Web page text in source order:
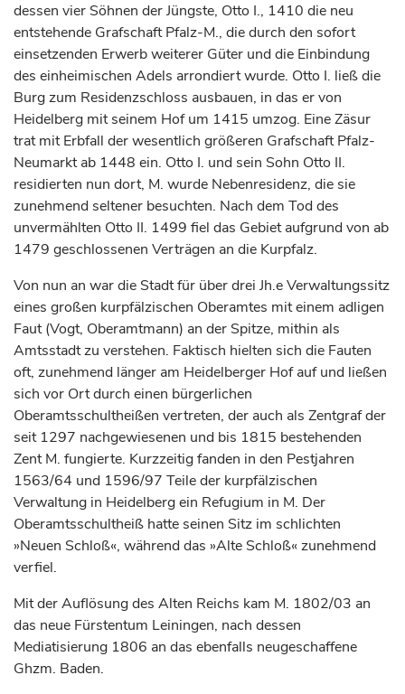
dessen vier Söhnen der Jüngste, Otto I., 1410 die neu
entstehende GrafschaftPfalz-M., die durch den sofort
einsetzenden Erwerb weiterer Güter und die Einbindung
des einheimischen Adels arrondiert wurde. Otto I. ließ die
Burg zum Residenzschloss ausbauen, in das er von
Heidelberg mit seinem Hof um 1415 umzog. Eine Zäsur
trat mit Erbfall der wesentlich größeren GrafschaftPfalz-
Neumarkt ab 1448 ein. Otto I. und sein Sohn Otto II.
residierten nun dort, M. wurde Nebenresidenz, die sie
zunehmend seltener besuchten. Nach dem Tod des
unvermählten Otto II. 1499 fiel das Gebiet aufgrund von ab
1479 geschlossenen Verträgen an die Kurpfalz.
Von nun an war die Stadt für über drei Jh.e Verwaltungssitz
eines großen kurpfälzischen Oberamtes mit einem adligen
Faut (Vogt, Oberamtmann) an der Spitze, mithin als
Amtsstadt zu verstehen. Faktisch hielten sich die Fauten
oft, zunehmend länger am Heidelberger Hof auf und ließen
sich vor Ort durch einen bürgerlichen
Oberamtsschultheißen vertreten, der auch als Zentgraf der
seit 1297 nachgewiesenen und bis 1815 bestehenden
Zent M. fungierte. Kurzzeitig fanden in den Pestjahren
1563/64 und 1596/97 Teile der kurpfälzischen
Verwaltung in Heidelbergein Refugium in M. Der
Oberamtsschultheiß hatte seinen Sitz im schlichten
»Neuen Schloß«, während das »Alte Schloß« zunehmend
verfiel.
Mit der Auflösung des Alten Reichs kam M. 1802/03 an
das neue Fürstentum Leiningen, nach dessen
Mediatisierung 1806 an das ebenfalls neugeschaffene
Ghzm. Baden.